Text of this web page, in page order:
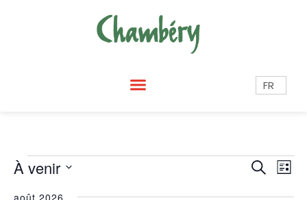
FR
ET
Liste
À venir
août 2026